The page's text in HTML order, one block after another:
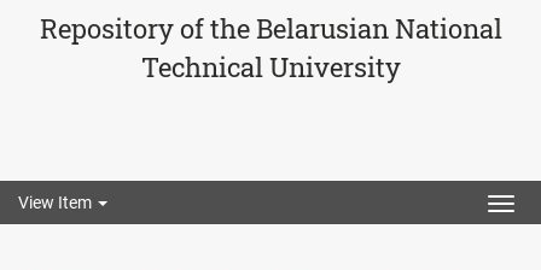
Repository of the Belarusian National
Technical University
View Item